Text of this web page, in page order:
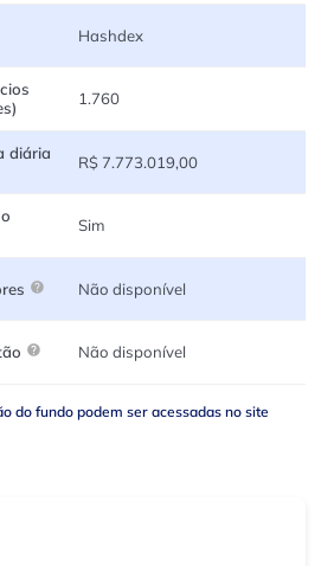
do fundo podem ser acessadas no site
Hashdex
1.760
diária
R$ 7.773.019,00
Sim
Não disponível
Não disponível